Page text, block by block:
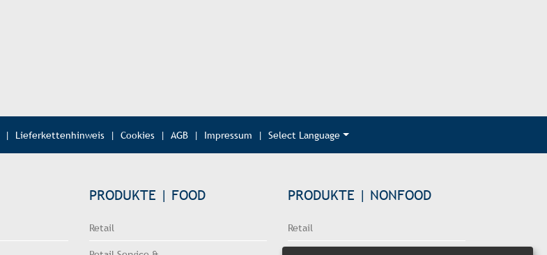
| Lieferkettenhinweis | Cookies | AGB | Impressum | Select Language
PRODUKTE | FOOD
Retail
PRODUKTE | NONFOOD
Retail